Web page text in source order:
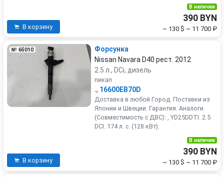
В корзину
В наличии
390 BYN
~ 130 $ ~ 11 700 ₽
№ 65010
Форсунка
Nissan Navara D40 рест. 2012
2.5 л., DCi, дизель
пикап
., 16600EB70D
Доставка в любой Город. Поставки из
Японии и Швеции. Гарантия. Аналоги
(Совместимость с ДВС): , YD25DDTI. 2.5
DCI. 174 л. с. (128 кВт).
В корзину
В наличии
390 BYN
~ 130 $ ~ 11 700 ₽